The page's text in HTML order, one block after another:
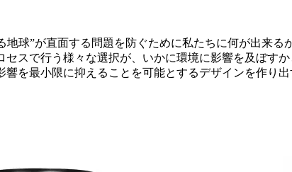
球”が直面する問題を防ぐために私たちに何が出来
スで行う様々な選択が、いかに環境に影響を及ぼす
を最小限に抑えることを可能とするデザインを作り